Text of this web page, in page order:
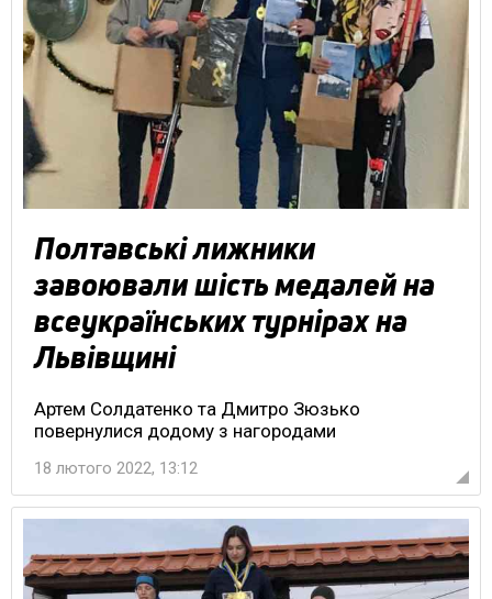
Полтавські лижники
завоювали шість медалей на
всеукраїнських турнірах на
Львівщині
Артем Солдатенко та Дмитро Зюзько
повернулися додому з нагородами
18 лютого 2022, 13:12